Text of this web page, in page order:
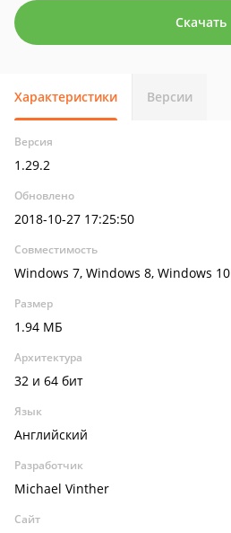
Скачать
Характеристики Версии
Версия
1.29.2
Обновлено
2018-10-27 17:25:50
Совместимость
Windows 7, Windows 8, Windows 10
Размер
1.94 МБ
Архитектура
32 и 64 бит
Язык
Английский
Разработчик
Michael Vinther
Сайт